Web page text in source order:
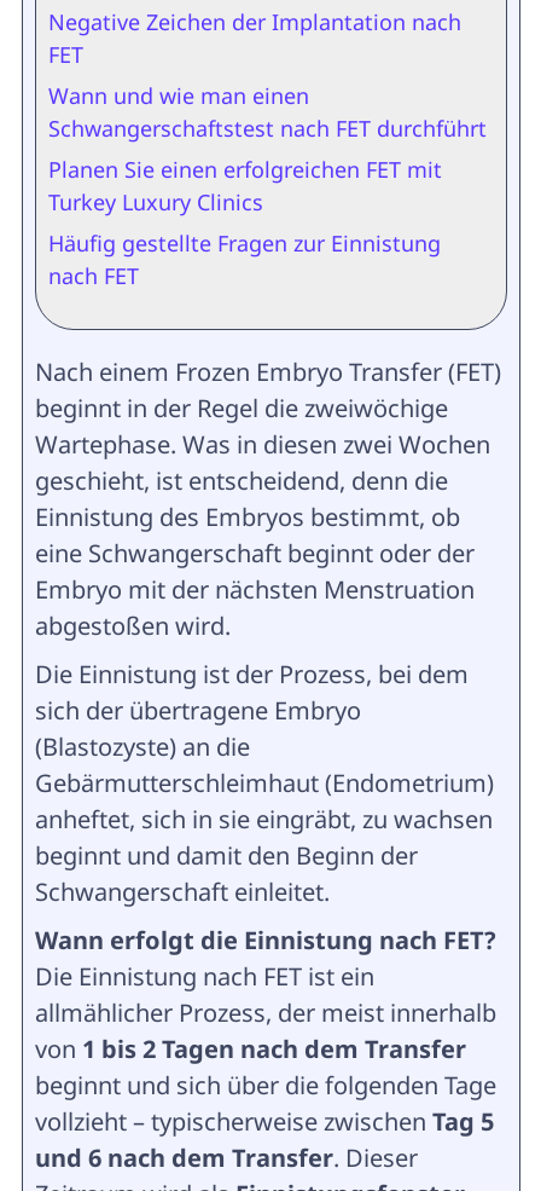
Negative Zeichen der Implantation nach
FET
Wann und wie man einen
Schwangerschaftstest nach FET durchführt
Planen Sie einen erfolgreichen FET mit
Turkey Luxury Clinics
Häufig gestellte Fragen zur Einnistung
nach FET
Nach einem Frozen Embryo Transfer (FET)
beginnt in der Regel die zweiwöchige
Wartephase. Was in diesen zwei Wochen
geschieht, ist entscheidend, denn die
Einnistung des Embryos bestimmt, ob
eine Schwangerschaft beginnt oder der
Embryo mit der nächsten Menstruation
abgestoßen wird.
Die Einnistung ist der Prozess, bei dem
sich der übertragene Embryo
(Blastozyste) an die
Gebärmutterschleimhaut (Endometrium)
anheftet, sich in sie eingräbt, zu wachsen
beginnt und damit den Beginn der
Schwangerschaft einleitet.
Wann erfolgt die Einnistung nach FET?
Die Einnistung nach FET ist ein
allmählicher Prozess, der meist innerhalb
von 1 bis 2 Tagen nach dem Transfer
beginnt und sich über die folgenden Tage
vollzieht – typischerweise zwischen Tag 5
und 6 nach dem Transfer. Dieser